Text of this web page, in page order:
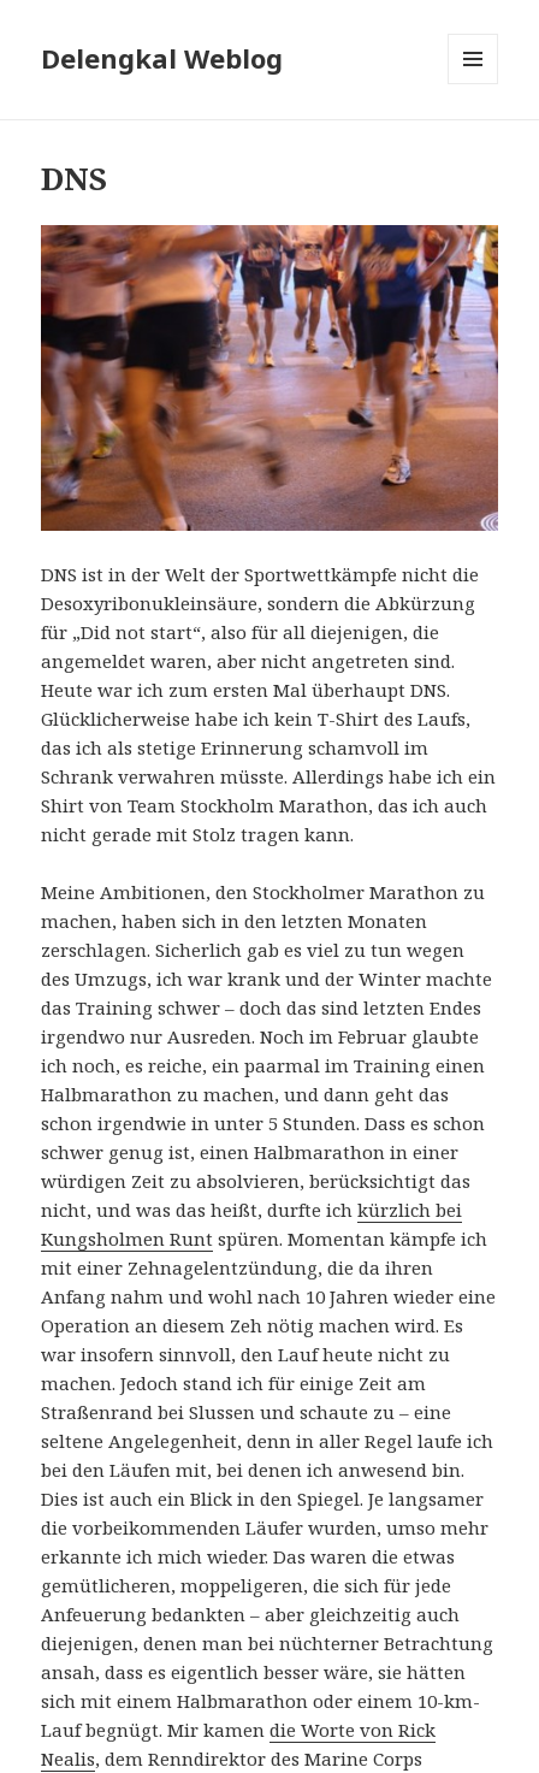
Delengkal Weblog
DNS
DNS ist in der Welt der Sportwettkämpfe nicht die
Desoxyribonukleinsäure, sondern die Abkürzung
für „Did not start“, also für all diejenigen, die
angemeldet waren, aber nicht angetreten sind.
Heute war ich zum ersten Mal überhaupt DNS.
Glücklicherweise habe ich kein T-Shirt des Laufs,
das ich als stetige Erinnerung schamvoll im
Schrank verwahren müsste. Allerdings habe ich ein
Shirt von Team Stockholm Marathon, das ich auch
nicht gerade mit Stolz tragen kann.
Meine Ambitionen, den Stockholmer Marathon zu
machen, haben sich in den letzten Monaten
zerschlagen. Sicherlich gab es viel zu tun wegen
des Umzugs, ich war krank und der Winter machte
das Training schwer – doch das sind letzten Endes
irgendwo nur Ausreden. Noch im Februar glaubte
ich noch, es reiche, ein paarmal im Training einen
Halbmarathon zu machen, und dann geht das
schon irgendwie in unter 5 Stunden. Dass es schon
schwer genug ist, einen Halbmarathon in einer
würdigen Zeit zu absolvieren, berücksichtigt das
nicht, und was das heißt, durfte ichkürzlich bei
Kungsholmen Runt spüren. Momentan kämpfe ich
mit einer Zehnagelentzündung, die da ihren
Anfang nahm und wohl nach 10 Jahren wieder eine
Operation an diesem Zeh nötig machen wird. Es
war insofern sinnvoll, den Lauf heute nicht zu
machen. Jedoch stand ich für einige Zeit am
Straßenrand bei Slussen und schaute zu – eine
seltene Angelegenheit, denn in aller Regel laufe ich
bei den Läufen mit, bei denen ich anwesend bin.
Dies ist auch ein Blick in den Spiegel. Je langsamer
die vorbeikommenden Läufer wurden, umso mehr
erkannte ich mich wieder. Das waren die etwas
gemütlicheren, moppeligeren, die sich für jede
Anfeuerung bedankten – aber gleichzeitig auch
diejenigen, denen man bei nüchterner Betrachtung
ansah, dass es eigentlich besser wäre, sie hätten
sich mit einem Halbmarathon oder einem 10-km-
Lauf begnügt. Mir kamendie Worte von Rick
Nealis, dem Renndirektor des Marine Corps